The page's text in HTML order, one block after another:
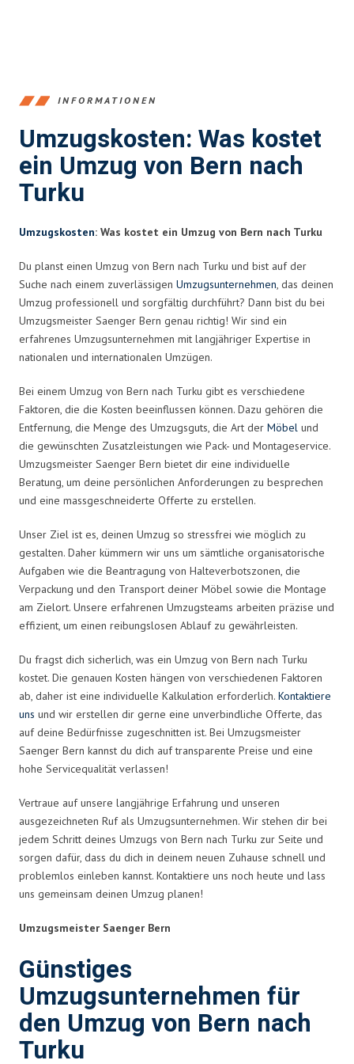
INFORMATIONEN
Umzugskosten: Was kostet
ein Umzug von Bern nach
Turku
Umzugskosten: Was kostet ein Umzug von Bern nach Turku
Du planst einen Umzug von Bern nach Turku und bist auf der
Suche nach einem zuverlässigen Umzugsunternehmen, das deinen
Umzug professionell und sorgfältig durchführt? Dann bist du bei
Umzugsmeister Saenger Bern genau richtig! Wir sind ein
erfahrenes Umzugsunternehmen mit langjähriger Expertise in
nationalen und internationalen Umzügen.
Bei einem Umzug von Bern nach Turku gibt es verschiedene
Faktoren, die die Kosten beeinflussen können. Dazu gehören die
Entfernung, die Menge des Umzugsguts, die Art der Möbel und
die gewünschten Zusatzleistungen wie Pack- und Montageservice.
Umzugsmeister Saenger Bern bietet dir eine individuelle
Beratung, um deine persönlichen Anforderungen zu besprechen
und eine massgeschneiderte Offerte zu erstellen.
Unser Ziel ist es, deinen Umzug so stressfrei wie möglich zu
gestalten. Daher kümmern wir uns um sämtliche organisatorische
Aufgaben wie die Beantragung von Halteverbotszonen, die
Verpackung und den Transport deiner Möbel sowie die Montage
am Zielort. Unsere erfahrenen Umzugsteams arbeiten präzise und
effizient, um einen reibungslosen Ablauf zu gewährleisten.
Du fragst dich sicherlich, was ein Umzug von Bern nach Turku
kostet. Die genauen Kosten hängen von verschiedenen Faktoren
ab, daher ist eine individuelle Kalkulation erforderlich. Kontaktiere
uns und wir erstellen dir gerne eine unverbindliche Offerte, das
auf deine Bedürfnisse zugeschnitten ist. Bei Umzugsmeister
Saenger Bern kannst du dich auf transparente Preise und eine
hohe Servicequalität verlassen!
Vertraue auf unsere langjährige Erfahrung und unseren
ausgezeichneten Ruf als Umzugsunternehmen. Wir stehen dir bei
jedem Schritt deines Umzugs von Bern nach Turku zur Seite und
sorgen dafür, dass du dich in deinem neuen Zuhause schnell und
problemlos einleben kannst. Kontaktiere uns noch heute und lass
uns gemeinsam deinen Umzug planen!
Umzugsmeister Saenger Bern
Günstiges
Umzugsunternehmen für
den Umzug von Bern nach
Turku